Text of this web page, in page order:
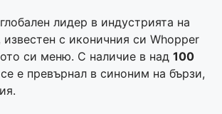
лидер в индустрията на
известен с иконичния си Whopper
си меню. С наличие в над 100
е превърнал в синоним на бързи,